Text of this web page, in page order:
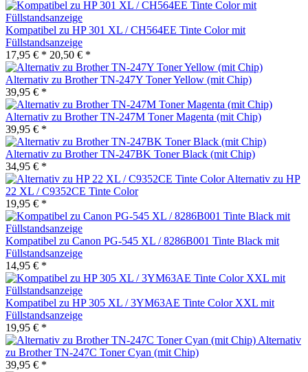
Kompatibel zu HP 301 XL / CH564EE Tinte Color mit
Füllstandsanzeige
17,95 € * 20,50 € *
Alternativ zu Brother TN-247Y Toner Yellow (mit Chip)
39,95 € *
Alternativ zu Brother TN-247M Toner Magenta (mit Chip)
39,95 € *
Alternativ zu Brother TN-247BK Toner Black (mit Chip)
34,95 € *
Alternativ zu HP
22 XL / C9352CE Tinte Color
19,95 € *
Kompatibel zu Canon PG-545 XL / 8286B001 Tinte Black mit
Füllstandsanzeige
14,95 € *
Kompatibel zu HP 305 XL / 3YM63AE Tinte Color XXL mit
Füllstandsanzeige
19,95 € *
Alternativ
zu Brother TN-247C Toner Cyan (mit Chip)
39,95 € *